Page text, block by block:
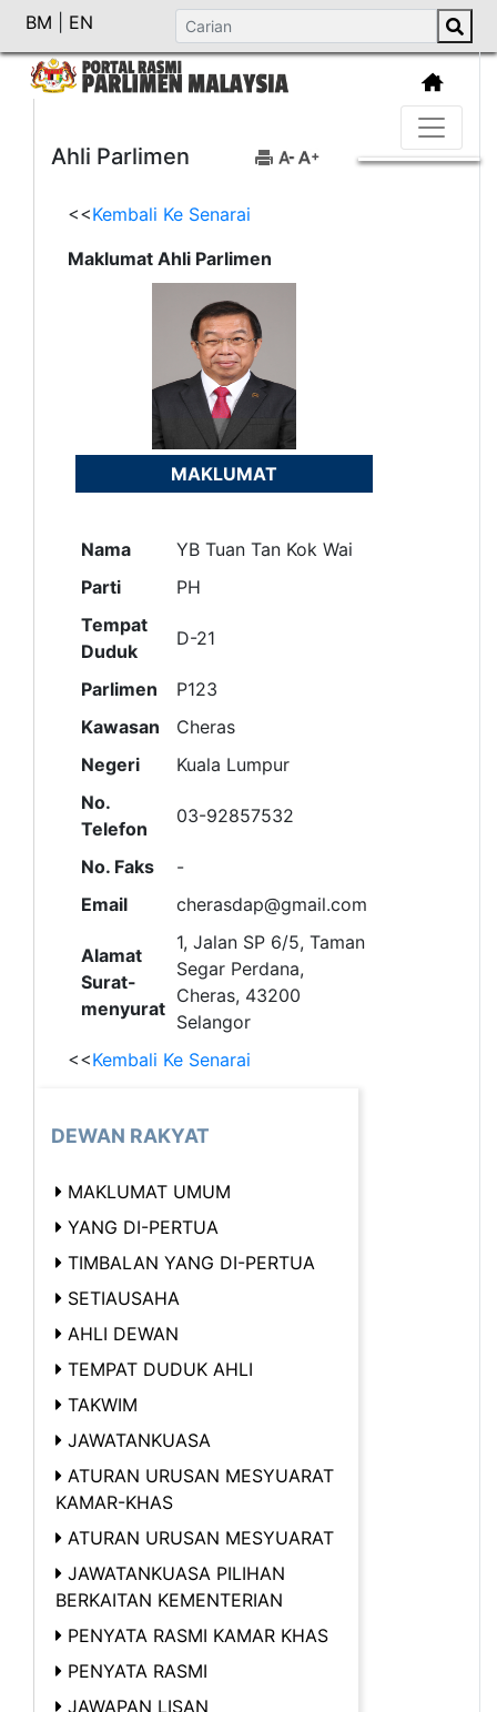
BM EN
Ahli Parlimen
<<Kembali Ke Senarai
Maklumat Ahli Parlimen
MAKLUMAT
Nama
YB Tuan Tan Kok Wai
Parti
PH
Tempat
Duduk
D-21
Parlimen
P123
Kawasan
Cheras
Negeri
Kuala Lumpur
No.
Telefon
03-92857532
No. Faks
-
Email
cherasdap@gmail.com
Alamat
Surat-
menyurat
1, Jalan SP 6/5, Taman
Segar Perdana,
Cheras, 43200
Selangor
<<Kembali Ke Senarai
DEWAN RAKYAT
MAKLUMAT UMUM
YANG DI-PERTUA
TIMBALAN YANG DI-PERTUA
SETIAUSAHA
AHLI DEWAN
TEMPAT DUDUK AHLI
TAKWIM
JAWATANKUASA
ATURAN URUSAN MESYUARAT
KAMAR-KHAS
ATURAN URUSAN MESYUARAT
JAWATANKUASA PILIHAN
BERKAITAN KEMENTERIAN
PENYATA RASMI KAMAR KHAS
PENYATA RASMI
JAWAPAN LISAN